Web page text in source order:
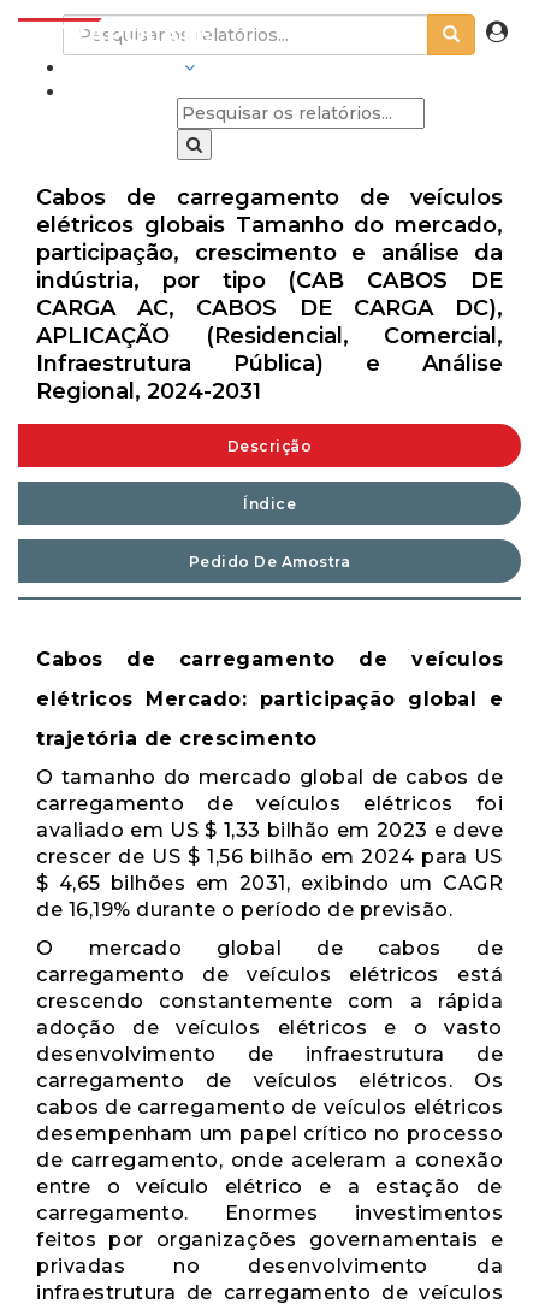
Cabos de carregamento de veículos
elétricos globais Tamanho do mercado,
participação, crescimento e análise da
indústria, por tipo (CAB CABOS DE
CARGA AC, CABOS DE CARGA DC),
APLICAÇÃO (Residencial, Comercial,
Infraestrutura Pública) e Análise
Regional, 2024-2031
Descrição
Índice
Pedido De Amostra
Cabos de carregamento de veículos
elétricos Mercado: participação global e
trajetória de crescimento
O tamanho do mercado global de cabos de
carregamento de veículos elétricos foi
avaliado em US $ 1,33 bilhão em 2023 e deve
crescer de US $ 1,56 bilhão em 2024 para US
$ 4,65 bilhões em 2031, exibindo um CAGR
de 16,19% durante o período de previsão.
O mercado global de cabos de
carregamento de veículos elétricos está
crescendo constantemente com a rápida
adoção de veículos elétricos e o vasto
desenvolvimento de infraestrutura de
carregamento de veículos elétricos. Os
cabos de carregamento de veículos elétricos
desempenham um papel crítico no processo
de carregamento, onde aceleram a conexão
entre o veículo elétrico e a estação de
carregamento. Enormes investimentos
feitos por organizações governamentais e
privadas no desenvolvimento da
infraestrutura de carregamento de veículos